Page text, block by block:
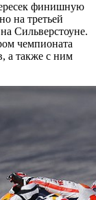
финишную
на третьей
Сильверстоуне.
чемпионата
а также с ним